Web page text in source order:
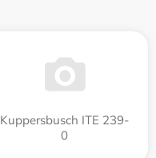
Kuppersbusch ITE 239-
0